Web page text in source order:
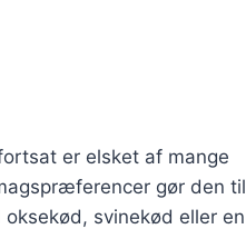
er elsket af mange
gør den til
svinekød eller en